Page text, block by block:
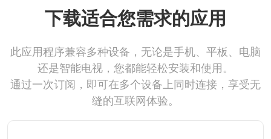
下载适合您需求的应用
此应用程序兼容多种设备，无论是手机、平板、电脑
还是智能电视，您都能轻松安装和使用。
通过一次订阅，即可在多个设备上同时连接，享受无
缝的互联网体验。